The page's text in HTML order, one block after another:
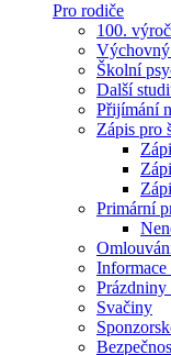
Pro rodiče
100.
Výchovný
Školní
Další
Přijímání
Zápis pro
Primární
Prázdniny
Svačiny